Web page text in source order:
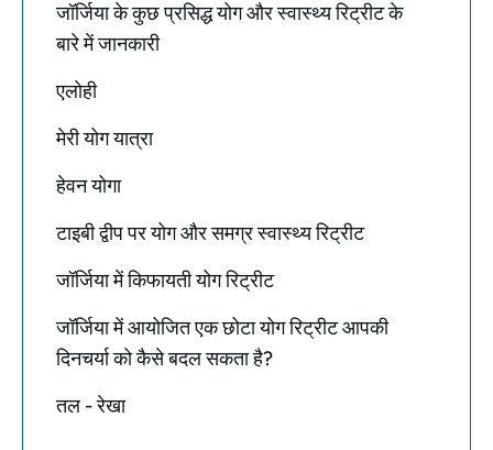
जॉर्जिया के कुछ प्रसिद्ध योग और स्वास्थ्य रिट्रीट के
बारे में जानकारी
एलोही
मेरी योग यात्रा
हेवन योगा
टाइबी द्वीप पर योग और समग्र स्वास्थ्य रिट्रीट
जॉर्जिया में किफायती योग रिट्रीट
जॉर्जिया में आयोजित एक छोटा योग रिट्रीट आपकी
दिनचर्या को कैसे बदल सकता है?
तल - रेखा